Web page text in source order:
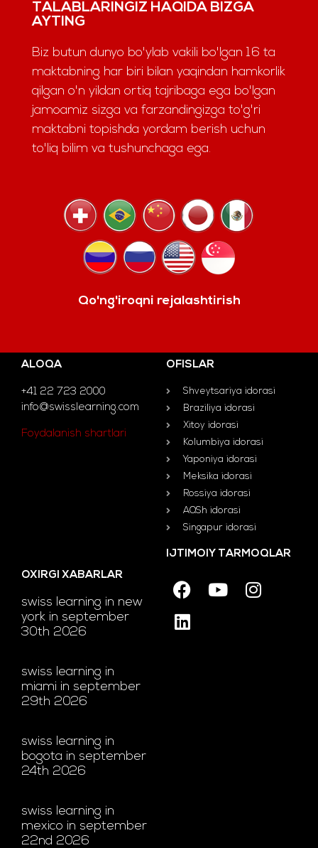
TALABLARINGIZ HAQIDA BIZGA
AYTING
Biz butun dunyo bo'ylab vakili bo'lgan 16 ta
maktabning har biri bilan yaqindan hamkorlik
qilgan o'n yildan ortiq tajribaga ega bo'lgan
jamoamiz sizga va farzandingizga to'g'ri
maktabni topishda yordam berish uchun
to'liq bilim va tushunchaga ega.
Qo'ng'iroqni rejalashtirish
ALOQA
+41 22 723 2000
info@swisslearning.com
Foydalanish shartlari
OFISLAR
Shveytsariya idorasi
Braziliya idorasi
Xitoy idorasi
Kolumbiya idorasi
Yaponiya idorasi
Meksika idorasi
Rossiya idorasi
AQSh idorasi
Singapur idorasi
OXIRGI XABARLAR
swiss learning in new
york in september
30th 2026
swiss learning in
miami in september
29th 2026
swiss learning in
bogota in september
24th 2026
swiss learning in
mexico in september
22nd 2026
IJTIMOIY TARMOQLAR